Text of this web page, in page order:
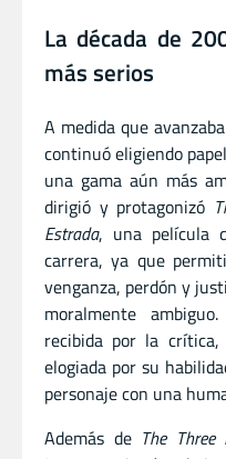
La década de
más serios
A medida que
continuó eligiendo
una gama aún más
dirigió y protagonizó
Estrada, una película
carrera, ya que
venganza, perdón y
moralmente
recibida por la
elogiada por su
personaje con una
Además de The